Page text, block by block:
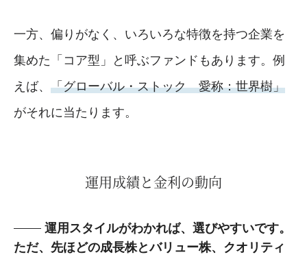
一方、偏りがなく、いろいろな特徴を持つ企業を
集めた「コア型」と呼ぶファンドもあります。例
えば、 「グローバル・ストック 愛称：世界樹」
がそれに当たります。
運用成績と金利の動向
運用スタイルがわかれば、選びやすいです。
ただ、先ほどの成長株とバリュー株、クオリティ